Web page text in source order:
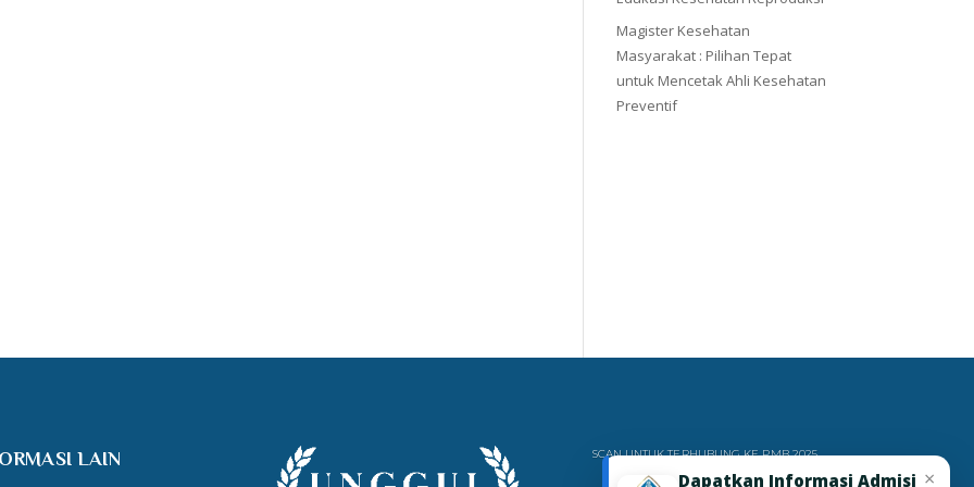
Magister Kesehatan
Masyarakat : Pilihan Tepat
untuk Mencetak Ahli Kesehatan
Preventif
LAIN SCAN UNTUK TERHUBUNG KE PMB 2025
×
Dapatkan Informasi Admisi